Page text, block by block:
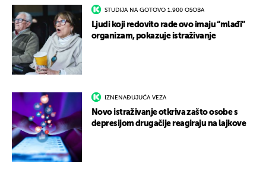
STUDIJA NA GOTOVO 1.900 OSOBA
Ljudi koji redovito rade ovo imaju “mlađi”
organizam, pokazuje istraživanje
IZNENAĐUJUĆA VEZA
Novo istraživanje otkriva zašto osobe s
depresijom drugačije reagiraju na lajkove